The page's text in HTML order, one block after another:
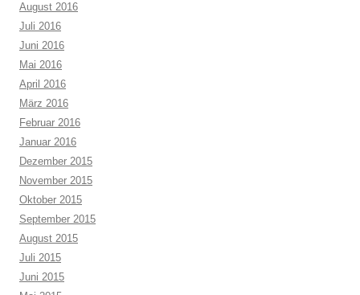
August 2016
Juli 2016
Juni 2016
Mai 2016
April 2016
März 2016
Februar 2016
Januar 2016
Dezember 2015
November 2015
Oktober 2015
September 2015
August 2015
Juli 2015
Juni 2015